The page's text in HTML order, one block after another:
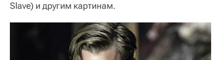
Slave) и другим картинам.